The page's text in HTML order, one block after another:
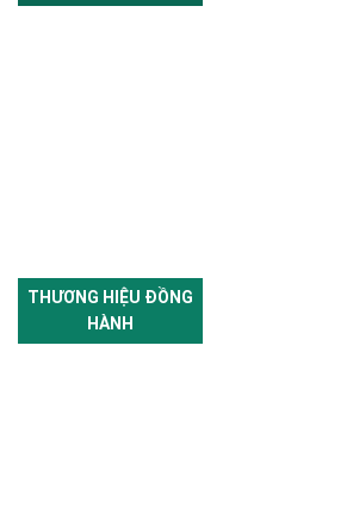
THƯƠNG HIỆU ĐỒNG
HÀNH